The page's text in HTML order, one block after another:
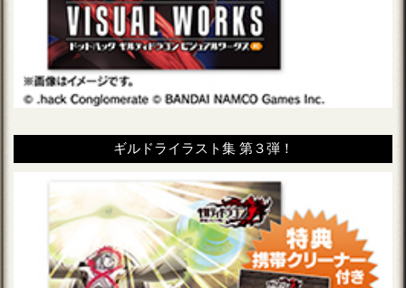
ギルドライラスト集 第３弾！